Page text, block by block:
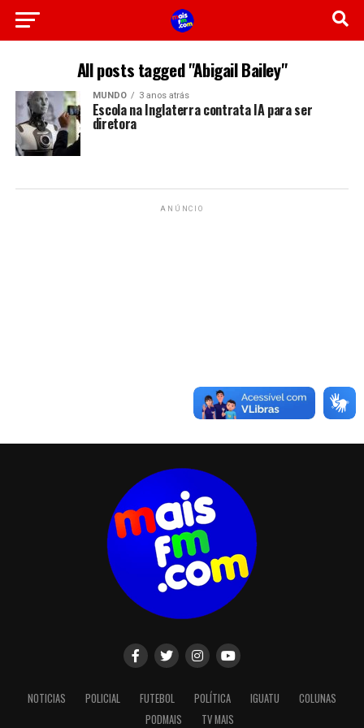
All posts tagged "Abigail Bailey"
MUNDO 3 anos atrás
Escola na Inglaterra contrata IA para ser
diretora
ANÚNCIO
NOTICIAS POLICIAL FUTEBOL POLÍTICA IGUATU
COLUNAS
PODMAIS
TV MAIS